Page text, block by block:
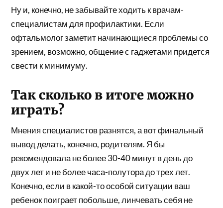
Ну и, конечно, не забывайте ходить к врачам-
специалистам для профилактики. Если
офтальмолог заметит начинающиеся проблемы со
зрением, возможно, общение с гаджетами придется
свести к минимуму.
Так сколько в итоге можно
играть?
Мнения специалистов разнятся, а вот финальный
вывод делать, конечно, родителям. Я бы
рекомендовала не более 30-40 минут в день до
двух лет и не более часа-полутора до трех лет.
Конечно, если в какой-то особой ситуации ваш
ребенок поиграет побольше, линчевать себя не